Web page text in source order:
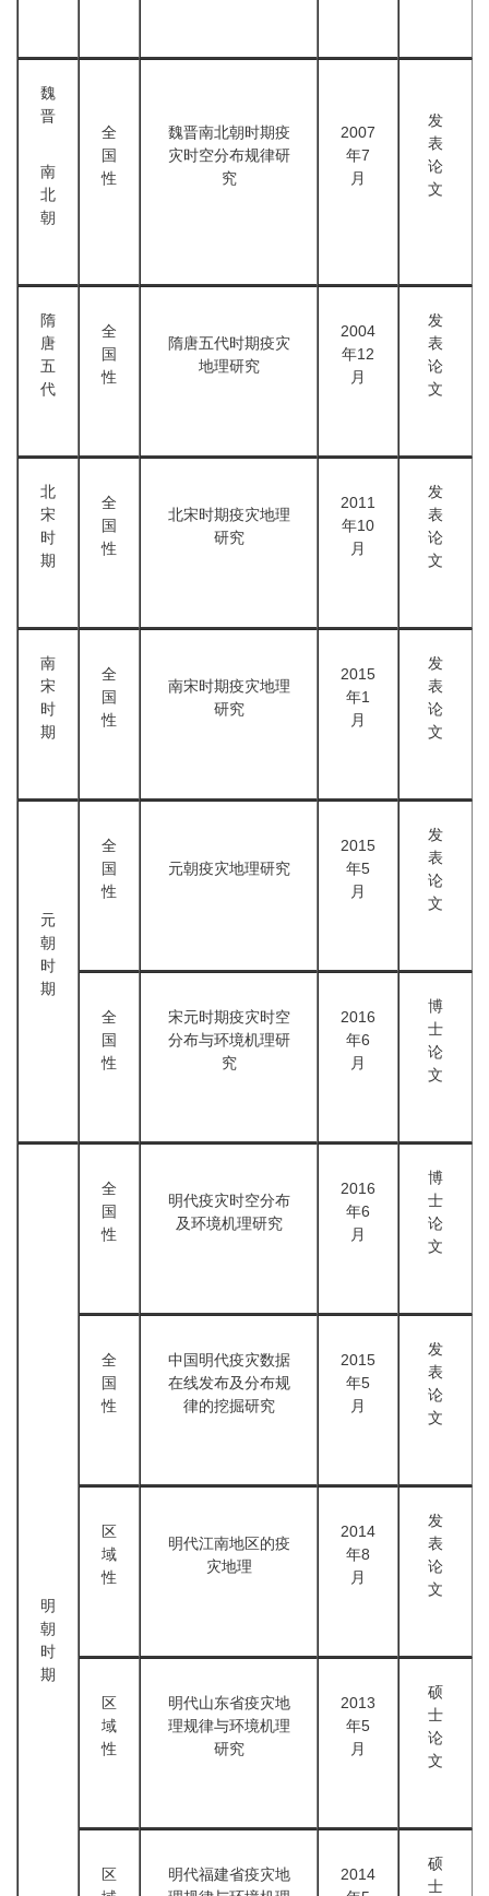
魏
晋
南
北
朝
全
国
性
魏晋南北朝时期疫
灾时空分布规律研
究
2007
年7
月
发
表
论
文
隋
唐
五
代
全
国
性
隋唐五代时期疫灾
地理研究
2004
年12
月
发
表
论
文
北
宋
时
期
全
国
性
北宋时期疫灾地理
研究
2011
年10
月
发
表
论
文
南
宋
时
期
全
国
性
南宋时期疫灾地理
研究
2015
年1
月
发
表
论
文
元
朝
时
期
全
国
性
元朝疫灾地理研究
2015
年5
月
发
表
论
文
全
国
性
宋元时期疫灾时空
分布与环境机理研
究
2016
年6
月
博
士
论
文
明
朝
时
期
全
国
性
明代疫灾时空分布
及环境机理研究
2016
年6
月
博
士
论
文
全
国
性
中国明代疫灾数据
在线发布及分布规
律的挖掘研究
2015
年5
月
发
表
论
文
区
域
性
明代江南地区的疫
灾地理
2014
年8
月
发
表
论
文
区
域
性
明代山东省疫灾地
理规律与环境机理
研究
2013
年5
月
硕
士
论
文
区
明代福建省疫灾地
2014
硕
士